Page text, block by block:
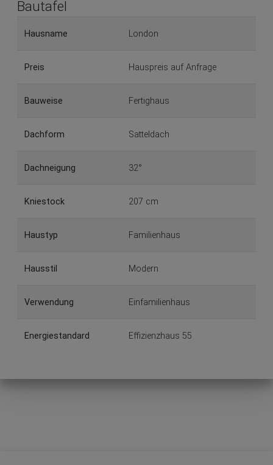
Bautafel
Hausname London
Preis Hauspreis auf Anfrage
Bauweise Fertighaus
Dachform Satteldach
Dachneigung 32°
Kniestock 207 cm
Haustyp Familienhaus
Hausstil Modern
Verwendung Einfamilienhaus
Energiestandard Effizienzhaus 55